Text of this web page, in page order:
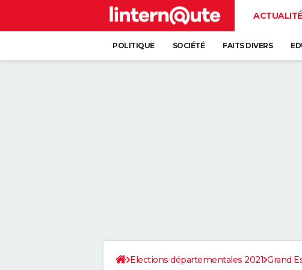
POLITIQUE SOCIÉTÉ FAITS DIVERS
Elections départementales 2021 Grand